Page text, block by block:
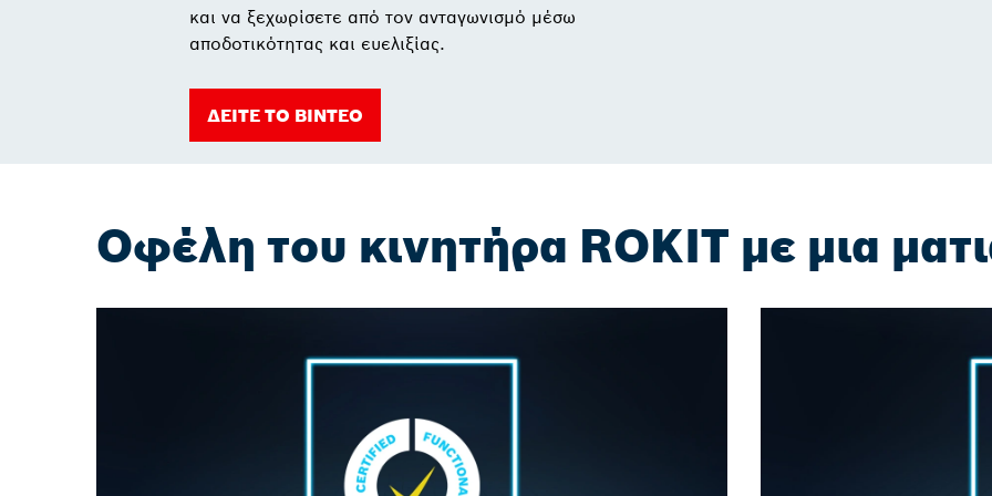
και να ξεχωρίσετε από τον ανταγωνισμό μέσω
αποδοτικότητας και ευελιξίας.
ΔΕΙΤΕ ΤΟ ΒΙΝΤΕΟ
Οφέλη του κινητήρα ROKIT με μια